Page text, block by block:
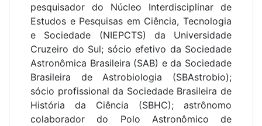
pesquisador do Núcleo Interdisciplinar de
Estudos e Pesquisas em Ciência, Tecnologia
e Sociedade (NIEPCTS) da Universidade
Cruzeiro do Sul; sócio efetivo da Sociedade
Astronômica Brasileira (SAB) e da Sociedade
Brasileira de Astrobiologia (SBAstrobio);
sócio profissional da Sociedade Brasileira de
História da Ciência (SBHC); astrônomo
colaborador do Polo Astronômico de